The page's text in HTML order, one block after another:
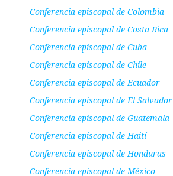
Conferencia episcopal de Colombia
Conferencia episcopal de Costa Rica
Conferencia episcopal de Cuba
Conferencia episcopal de Chile
Conferencia episcopal de Ecuador
Conferencia episcopal de El Salvador
Conferencia episcopal de Guatemala
Conferencia episcopal de Haití
Conferencia episcopal de Honduras
Conferencia episcopal de México